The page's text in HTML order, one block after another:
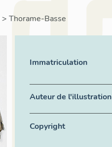
> Thorame-Basse
Immatriculation
Auteur de l'illustration
Copyright